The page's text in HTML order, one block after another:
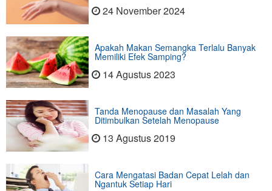
24 November 2024
Apakah Makan Semangka Terlalu Banyak
Memiliki Efek Samping?
14 Agustus 2023
Tanda Menopause dan Masalah Yang
Ditimbulkan Setelah Menopause
13 Agustus 2019
Cara Mengatasi Badan Cepat Lelah dan
Ngantuk Setiap Hari